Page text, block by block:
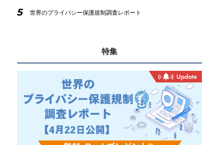
5 世界のプライバシー保護規制調査レポート
特集